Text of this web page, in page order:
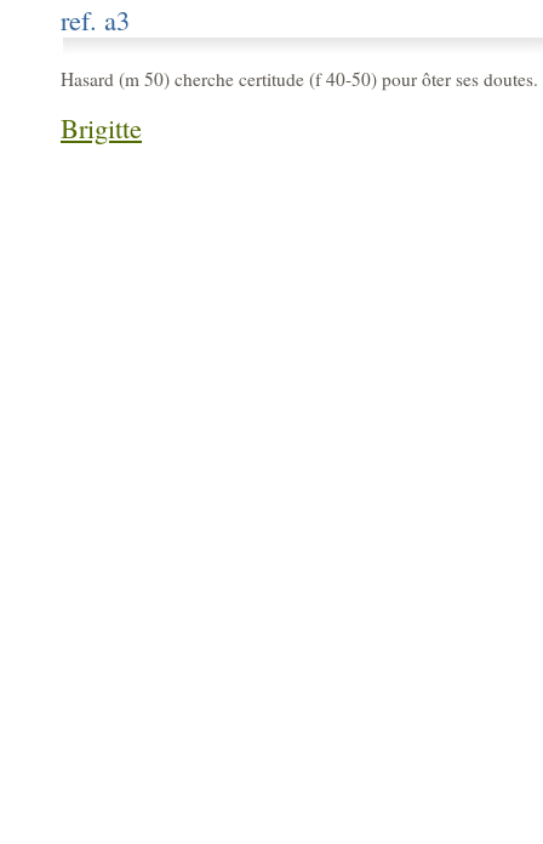
ref. a3
Hasard (m 50) cherche certitude (f 40-50) pour ôter ses doutes.
Brigitte